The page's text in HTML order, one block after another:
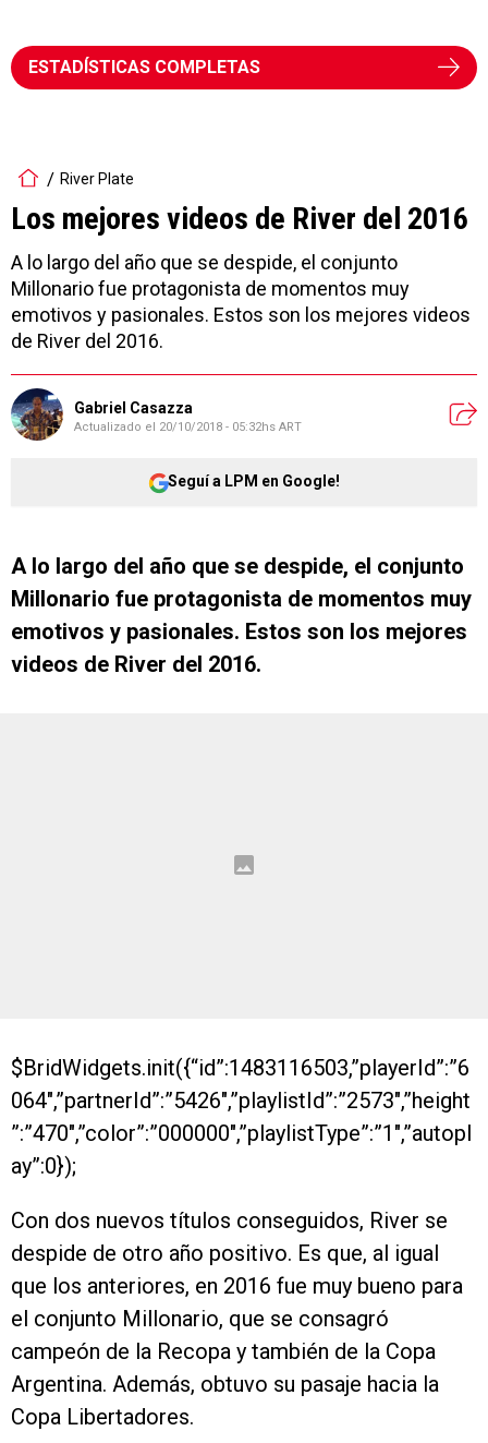
ESTADÍSTICAS COMPLETAS
River Plate
Los mejores videos de River del 2016
A lo largo del año que se despide, el conjunto
Millonario fue protagonista de momentos muy
emotivos y pasionales. Estos son los mejores videos
de River del 2016.
Gabriel Casazza
Actualizado el 20/10/2018 - 05:32hs ART
Seguí a LPM en Google!
A lo largo del año que se despide, el conjunto
Millonario fue protagonista de momentos muy
emotivos y pasionales. Estos son los mejores
videos de River del 2016.
$BridWidgets.init({“id”:1483116503,”playerId”:”6
064″,”partnerId”:”5426″,”playlistId”:”2573″,”height
”:”470″,”color”:”000000″,”playlistType”:”1″,”autopl
ay”:0});
Con dos nuevos títulos conseguidos, River se
despide de otro año positivo. Es que, al igual
que los anteriores, en 2016 fue muy bueno para
el conjunto Millonario, que se consagró
campeón de la Recopa y también de la Copa
Argentina. Además, obtuvo su pasaje hacia la
Copa Libertadores.